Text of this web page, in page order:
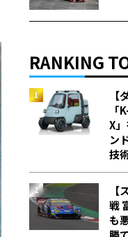
RANKING
「
X
ン
技
戦
も